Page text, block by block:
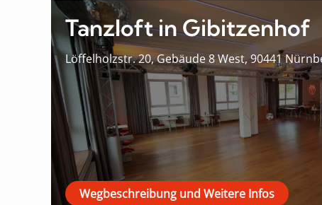
Tanzloft in Gibitzenhof
Löffelholzstr. 20, Gebäude 8 West, 90441
Wegbeschreibung und Weitere Infos